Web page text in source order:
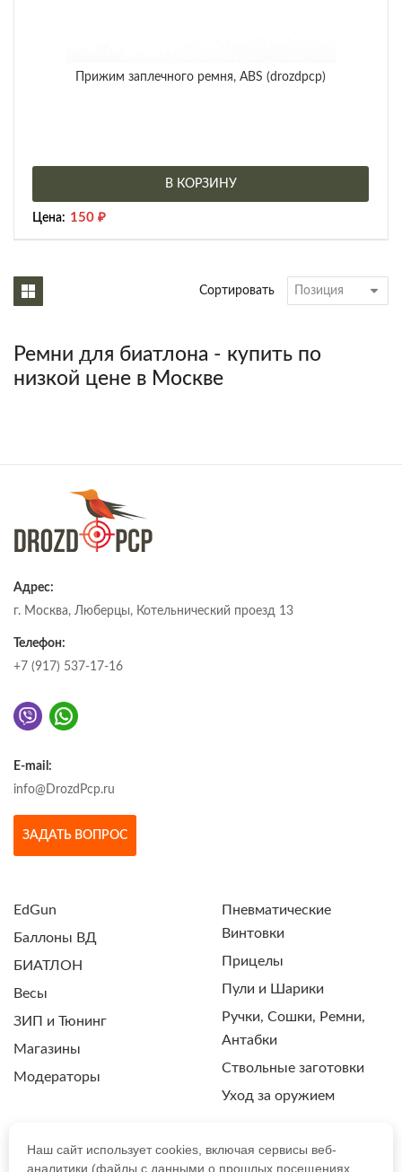
Прижим заплечного ремня, ABS (drozdpcp)
В КОРЗИНУ
Цена: 150 ₽
Сортировать
Ремни для биатлона - купить по
низкой цене в Москве
Адрес:
г. Москва, Люберцы, Котельнический проезд 13
Телефон:
+7 (917) 537-17-16
E-mail:
info@DrozdPcp.ru
ЗАДАТЬ ВОПРОС
EdGun
Баллоны ВД
БИАТЛОН
Весы
ЗИП и Тюнинг
Магазины
Модераторы
Пневматические
Винтовки
Прицелы
Пули и Шарики
Ручки, Сошки, Ремни,
Антабки
Ствольные заготовки
Уход за оружием
Наш сайт использует cookies, включая сервисы веб-
аналитики (файлы с данными о прошлых посещениях